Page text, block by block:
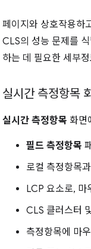
페이지와 상호작용하
CLS의 성능 문제를
하는 데 필요한 세부
실시간 측정항목
실시간 측정항목 화면
필드 측정항목
로컬 측정항목
LCP 요소로, 마
CLS 클러스터
측정항목에 마